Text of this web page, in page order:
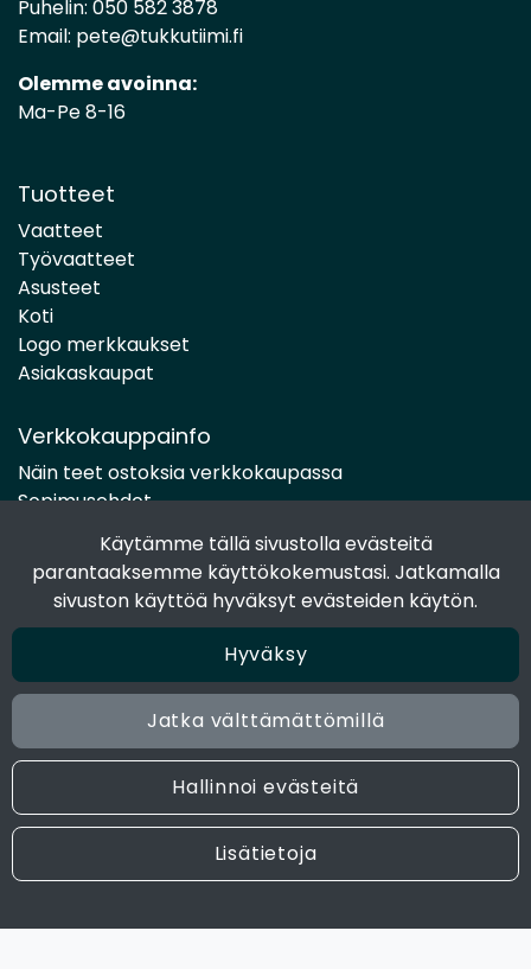
Käytämme tällä sivustolla evästeitä
parantaaksemme käyttökokemustasi. Jatkamalla
sivuston käyttöä hyväksyt evästeiden käytön.
Hyväksy
Jatka välttämättömillä
Hallinnoi evästeitä
Lisätietoja
Puhelin: 050 582 3878
Email: pete@tukkutiimi.fi
Olemme avoinna:
Ma-Pe 8-16
Tuotteet
Vaatteet
Työvaatteet
Asusteet
Koti
Logo merkkaukset
Asiakaskaupat
Verkkokauppainfo
Näin teet ostoksia verkkokaupassa
Sopimusehdot
Toimitustavat
Maksutavat
Tietosuojaseloste
Seuraa sosiaalisessa mediassa
Facebook
Instagram
© 2024 Joen Tukkutiimi. All rights reserved. Site by